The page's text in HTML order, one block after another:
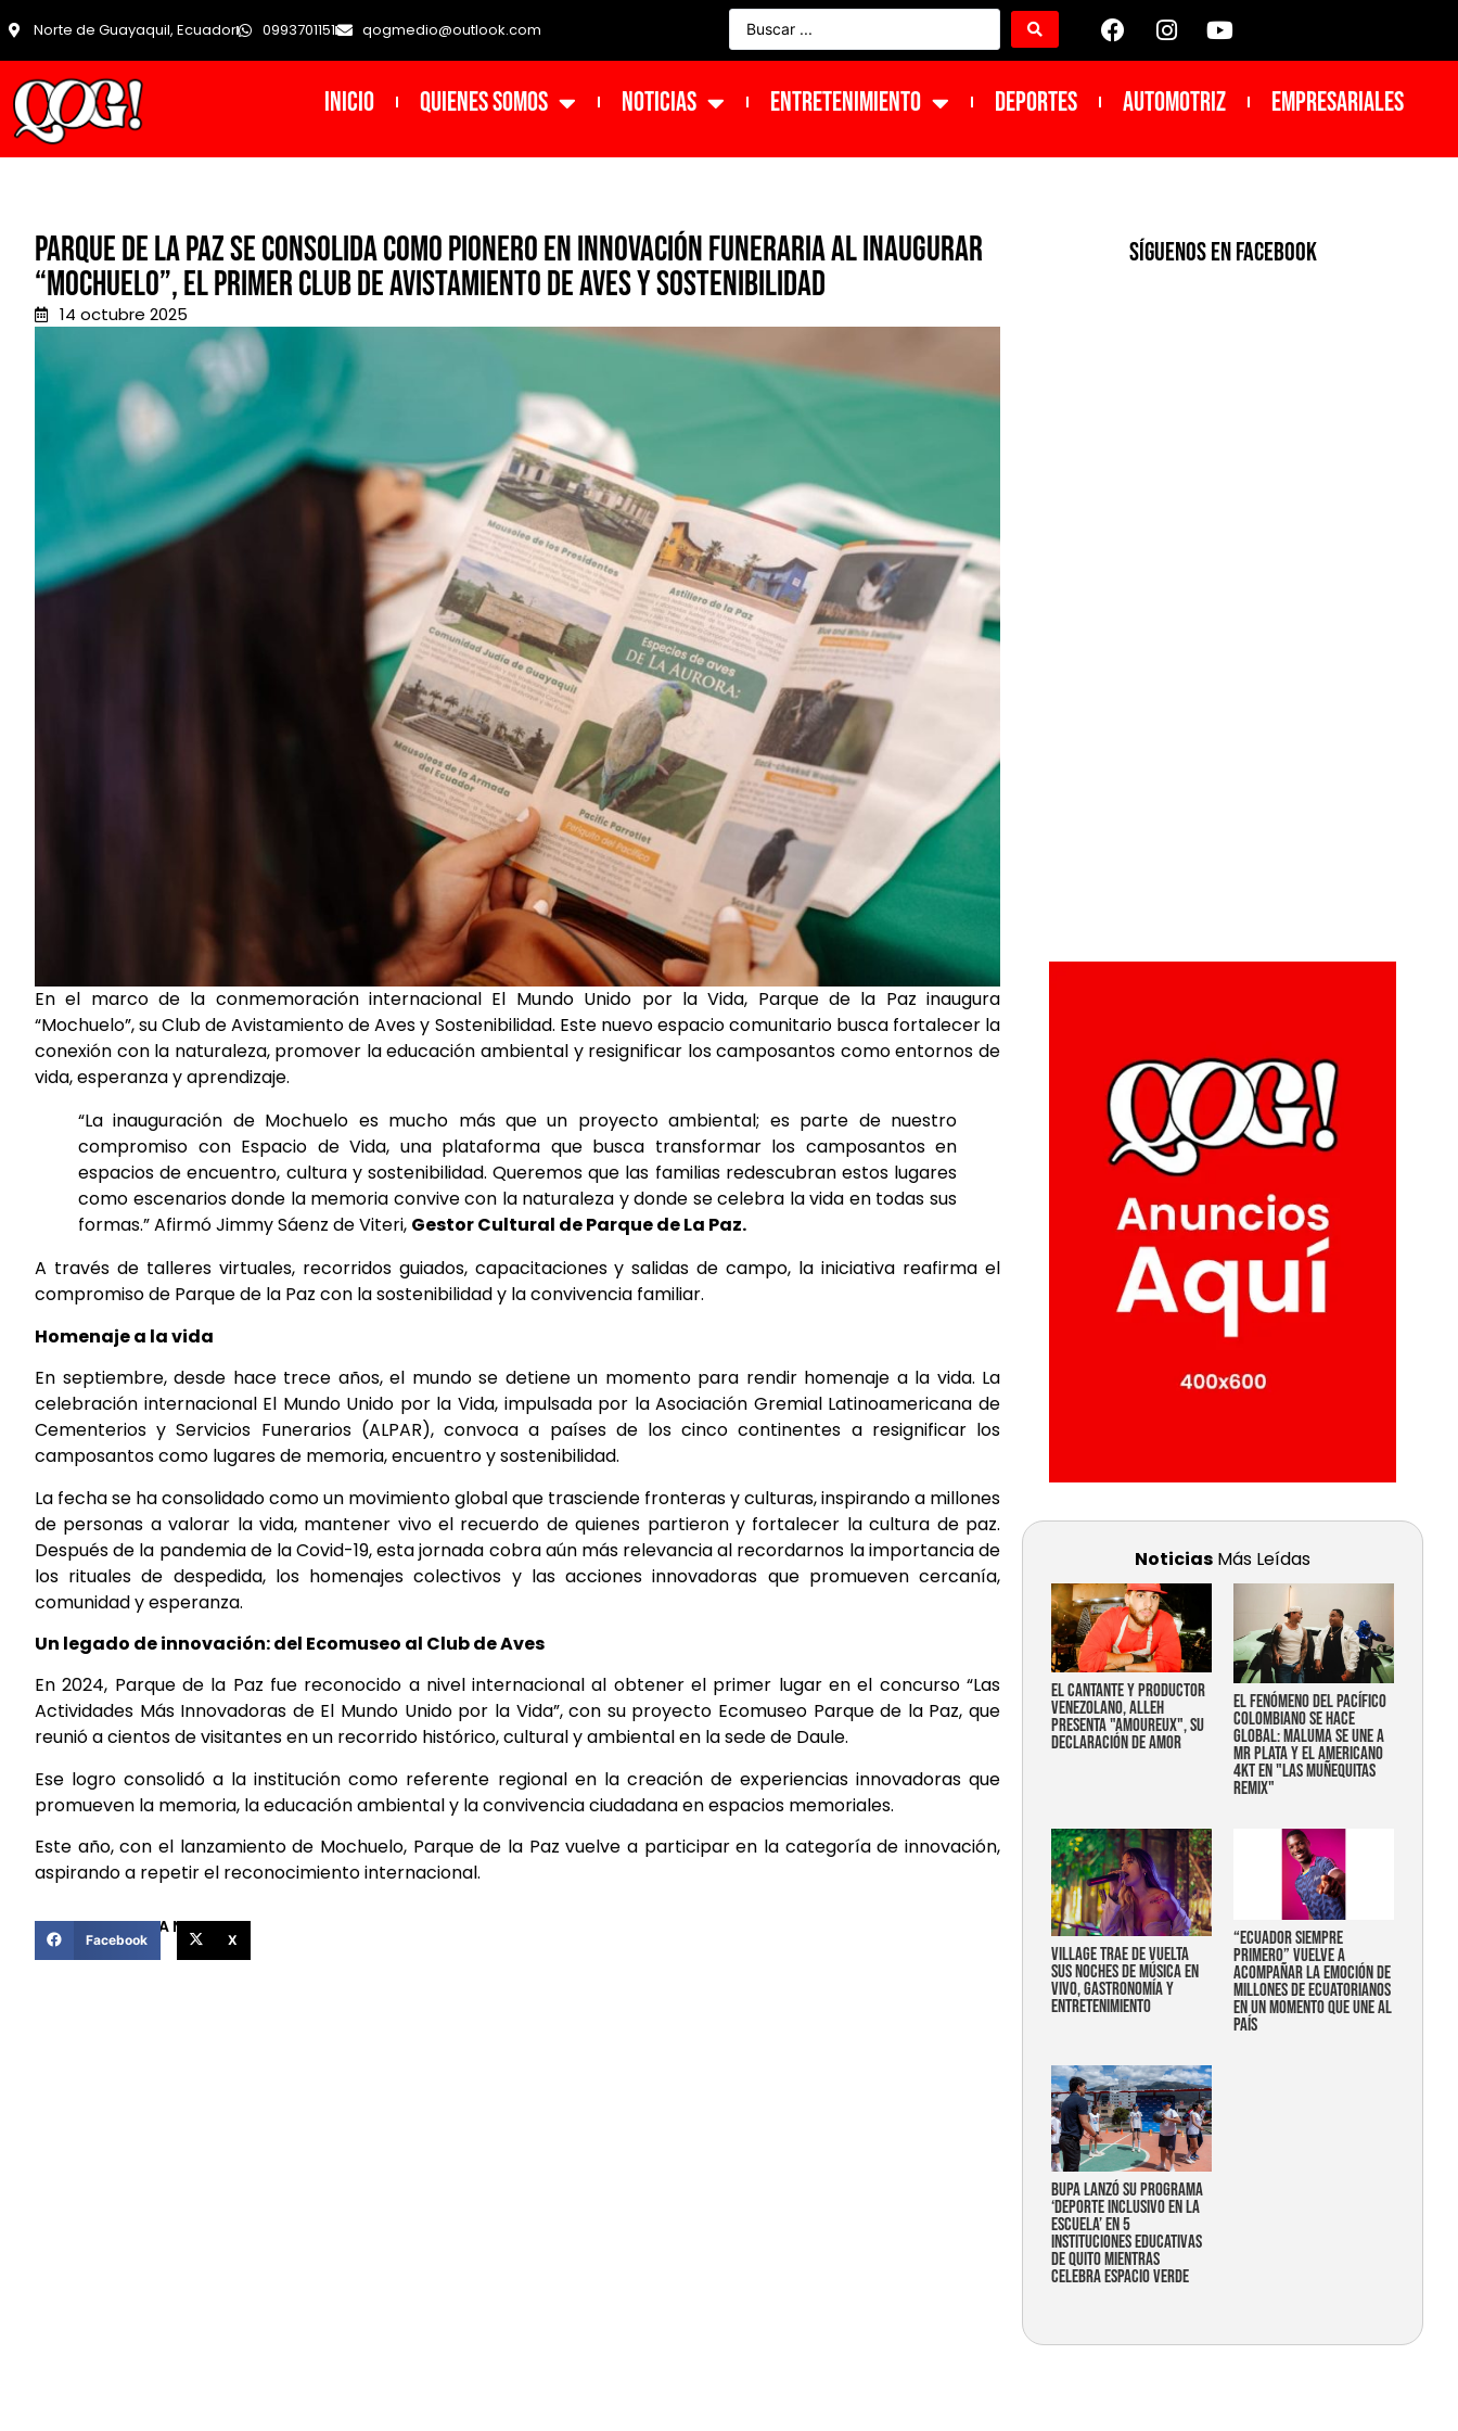
Norte de Guayaquil, Ecuador 0993701151 qogmedio@outlook.com
INICIO Quienes Somos NOTICIAS ENTRETENIMIENTO DEPORTES Automotriz Empresariales
Parque de la Paz se consolida como pionero en innovación funeraria al inaugurar
“Mochuelo”, el primer Club de Avistamiento de Aves y Sostenibilidad
14 octubre 2025
En el marco de la conmemoración internacional El Mundo Unido por la Vida, Parque de la Paz inaugura
“Mochuelo”, su Club de Avistamiento de Aves y Sostenibilidad. Este nuevo espacio comunitario busca fortalecer la
conexión con la naturaleza, promover la educación ambiental y resignificar los camposantos como entornos de
vida, esperanza y aprendizaje.
“La inauguración de Mochuelo es mucho más que un proyecto ambiental; es parte de nuestro
compromiso con Espacio de Vida, una plataforma que busca transformar los camposantos en
espacios de encuentro, cultura y sostenibilidad. Queremos que las familias redescubran estos lugares
como escenarios donde la memoria convive con la naturaleza y donde se celebra la vida en todas sus
formas.” Afirmó Jimmy Sáenz de Viteri, Gestor Cultural de Parque de La Paz.
A través de talleres virtuales, recorridos guiados, capacitaciones y salidas de campo, la iniciativa reafirma el
compromiso de Parque de la Paz con la sostenibilidad y la convivencia familiar.
Homenaje a la vida
En septiembre, desde hace trece años, el mundo se detiene un momento para rendir homenaje a la vida. La
celebración internacional El Mundo Unido por la Vida, impulsada por la Asociación Gremial Latinoamericana de
Cementerios y Servicios Funerarios (ALPAR), convoca a países de los cinco continentes a resignificar los
camposantos como lugares de memoria, encuentro y sostenibilidad.
La fecha se ha consolidado como un movimiento global que trasciende fronteras y culturas, inspirando a millones
de personas a valorar la vida, mantener vivo el recuerdo de quienes partieron y fortalecer la cultura de paz.
Después de la pandemia de la Covid-19, esta jornada cobra aún más relevancia al recordarnos la importancia de
los rituales de despedida, los homenajes colectivos y las acciones innovadoras que promueven cercanía,
comunidad y esperanza.
Un legado de innovación: del Ecomuseo al Club de Aves
En 2024, Parque de la Paz fue reconocido a nivel internacional al obtener el primer lugar en el concurso “Las
Actividades Más Innovadoras de El Mundo Unido por la Vida”, con su proyecto Ecomuseo Parque de la Paz, que
reunió a cientos de visitantes en un recorrido histórico, cultural y ambiental en la sede de Daule.
Ese logro consolidó a la institución como referente regional en la creación de experiencias innovadoras que
promueven la memoria, la educación ambiental y la convivencia ciudadana en espacios memoriales.
Este año, con el lanzamiento de Mochuelo, Parque de la Paz vuelve a participar en la categoría de innovación,
aspirando a repetir el reconocimiento internacional.
COMPARTIR ESTA NOTICIA
Facebook X
SíGUENOS EN FACEBOOK
Noticias Más Leídas
EL CANTANTE Y PRODUCTOR
VENEZOLANO, ALLEH
PRESENTA "AMOUREUX", SU
DECLARACIÓN DE AMOR
EL FENÓMENO DEL PACÍFICO
COLOMBIANO SE HACE
GLOBAL: MALUMA SE UNE A
MR PLATA Y EL AMERICANO
4KT EN "LAS MUÑEQUITAS
REMIX"
Village trae de vuelta
sus noches de música en
vivo, gastronomía y
entretenimiento
“Ecuador siempre
primero” vuelve a
acompañar la emoción de
millones de ecuatorianos
en un momento que une al
país
Bupa lanzó su programa
‘Deporte Inclusivo en la
Escuela’ en 5
instituciones educativas
de Quito mientras
celebra espacio verde